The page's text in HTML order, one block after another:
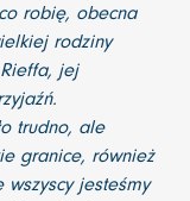
robię, obecna
rodziny
jej
trudno, ale
granice, również
jesteśmy